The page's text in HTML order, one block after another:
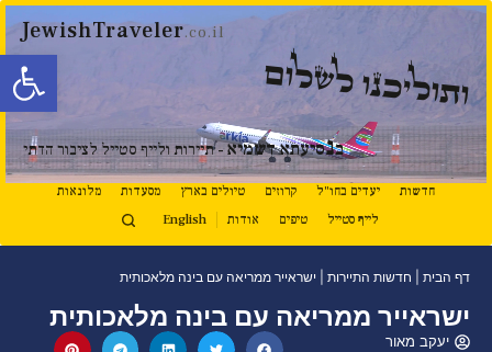
פתח
JewishTraveler.co.il
ותוליכנו לשלום
בנסיעתא דשמיא - תיירות ולייף סטייל לציבור הדתי
חדשות יעדים בחו"ל קרוזים טיולים בארץ מסעדות
מלונאות
לייף סטייל
טיפים אודות English
דף הבית חדשות התיירות ישראייר ממריאה עם בינה מלאכותית
ישראייר ממריאה עם בינה מלאכותית
יעקב מאור